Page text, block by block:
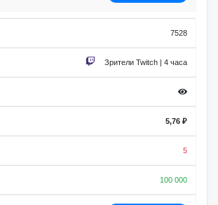
7528
Зрители Twitch | 4 часа
5,76 ₽
5
100 000